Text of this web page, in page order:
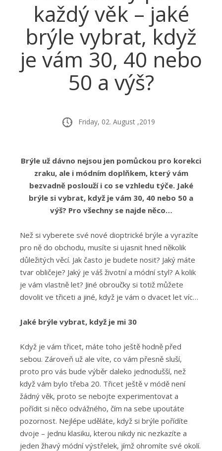
každý věk – jaké
brýle vybrat, když
je vám 30, 40 nebo
50 a výš?
Friday, 02. August ,2019
Brýle už dávno nejsou jen pomůckou pro korekci
zraku, ale i módním doplňkem, který vám
bezvadně poslouží i co se vzhledu týče. Jaké
brýle si vybrat, když je vám 30, 40 nebo 50 a
výš? Pro všechny se najde něco…
Než si vyberete své nové dioptrické brýle a vyrazíte
pro ně do obchodu, musíte si ujasnit hned několik
důležitých věcí. Jak často je budete nosit? Jaký máte
tvar obličeje? Jaký je váš životní a módní styl? A kolik
je vám vlastně let? Jiné obroučky si totiž můžete
dovolit ve třiceti a jiné, když je vám o dvacet let víc…
Jaké brýle vybrat, když je mi 30
Když je vám třicet, máte toho ještě hodně před
sebou. Zároveň už ale víte, co vám přesně sluší,
proto pro vás bude výběr daleko jednodušší, než
když vám bylo třeba 20. Třicet ještě v módě není
žádný věk, proto se nebojte experimentovat a
pořídit si něco odvážného, čím na sebe upoutáte
pozornost. Nejlépe uděláte, když si brýle pořídíte
dvoje – jednu klasiku, kterou nikdy nic nezkazíte a
jeden žhavý módní výstřelek, jímž ohromíte své okolí.